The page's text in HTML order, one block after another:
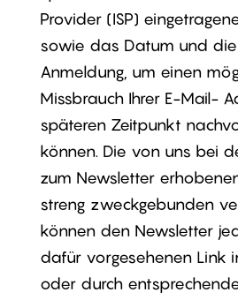
Provider (ISP)
sowie das Datum und
Anmeldung, um einen
Missbrauch Ihrer E-Mail-
späteren Zeitpunkt
können. Die von uns bei
zum Newsletter
streng zweckgebunden
können den Newsletter
dafür vorgesehenen Link
oder durch